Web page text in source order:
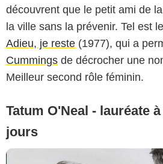
découvrent que le petit ami de
la ville sans la prévenir. Tel est
Adieu, je reste (1977), qui a
Cummings de décrocher une
Meilleur second rôle féminin.
Tatum O'Neal - lauréate
jours